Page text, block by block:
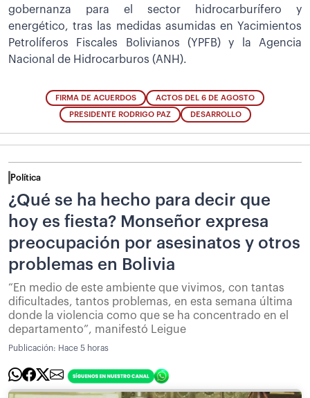
gobernanza para el sector hidrocarburífero y
energético, tras las medidas asumidas en Yacimientos
Petrolíferos Fiscales Bolivianos (YPFB) y la Agencia
Nacional de Hidrocarburos (ANH).
FIRMA DE ACUERDOS ACTOS DEL 6 DE AGOSTO
PRESIDENTE RODRIGO PAZ DESARROLLO
Política
¿Qué se ha hecho para decir que
hoy es fiesta? Monseñor expresa
preocupación por asesinatos y otros
problemas en Bolivia
“En medio de este ambiente que vivimos, con tantas
dificultades, tantos problemas, en esta semana última
donde la violencia como que se ha concentrado en el
departamento”, manifestó Leigue
Publicación: Hace 5 horas